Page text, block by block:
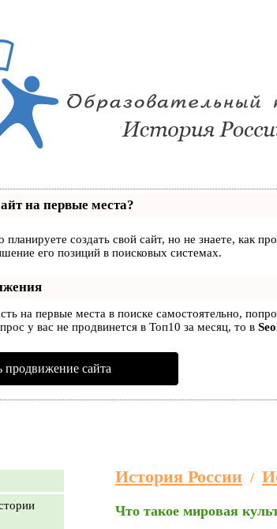
на первые места?
планируете создать свой сайт, но не знаете, как
его позиций в поисковых системах.
на первые места в поиске самостоятельно,
у вас не продвинется в Топ10 за месяц, то в
продвижение сайта
История России /
Что такое мировая